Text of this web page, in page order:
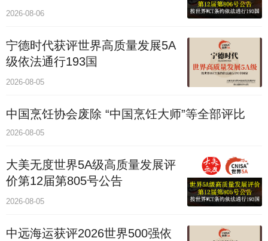
2026-08-06
宁德时代获评世界高质量发展5A
级依法通行193国
2026-08-05
中国烹饪协会废除 “中国烹饪大师”等全部评比
2026-08-05
大美无度世界5A级高质量发展评
价第12届第805号公告
2026-08-05
中远海运获评2026世界500强依